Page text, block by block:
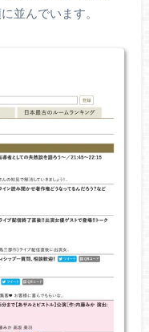
並んでいます。